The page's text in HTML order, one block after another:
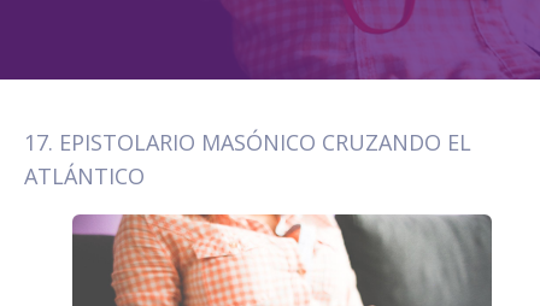
17. EPISTOLARIO MASÓNICO CRUZANDO EL
ATLÁNTICO